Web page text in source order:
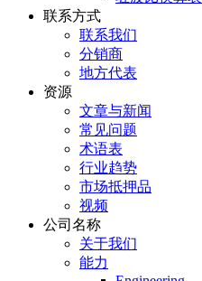
联系方式
联系我们
分销商
地方代表
资源
文章与新闻
常见问题
术语表
行业趋势
市场抵押品
视频
公司名称
关于我们
能力